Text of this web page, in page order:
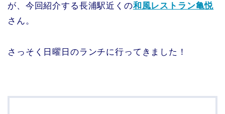
が、今回紹介する長浦駅近くの和風レストラン亀悦
さん。
さっそく日曜日のランチに行ってきました！